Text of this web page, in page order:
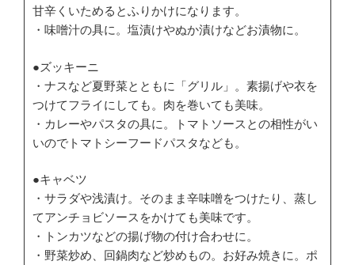
甘辛くいためるとふりかけになります。
・味噌汁の具に。塩漬けやぬか漬けなどお漬物に。
●ズッキーニ
・ナスなど夏野菜とともに「グリル」。素揚げや衣を
つけてフライにしても。肉を巻いても美味。
・カレーやパスタの具に。トマトソースとの相性がい
いのでトマトシーフードパスタなども。
●キャベツ
・サラダや浅漬け。そのまま辛味噌をつけたり、蒸し
てアンチョビソースをかけても美味です。
・トンカツなどの揚げ物の付け合わせに。
・野菜炒め、回鍋肉など炒めもの。お好み焼きに。ポ